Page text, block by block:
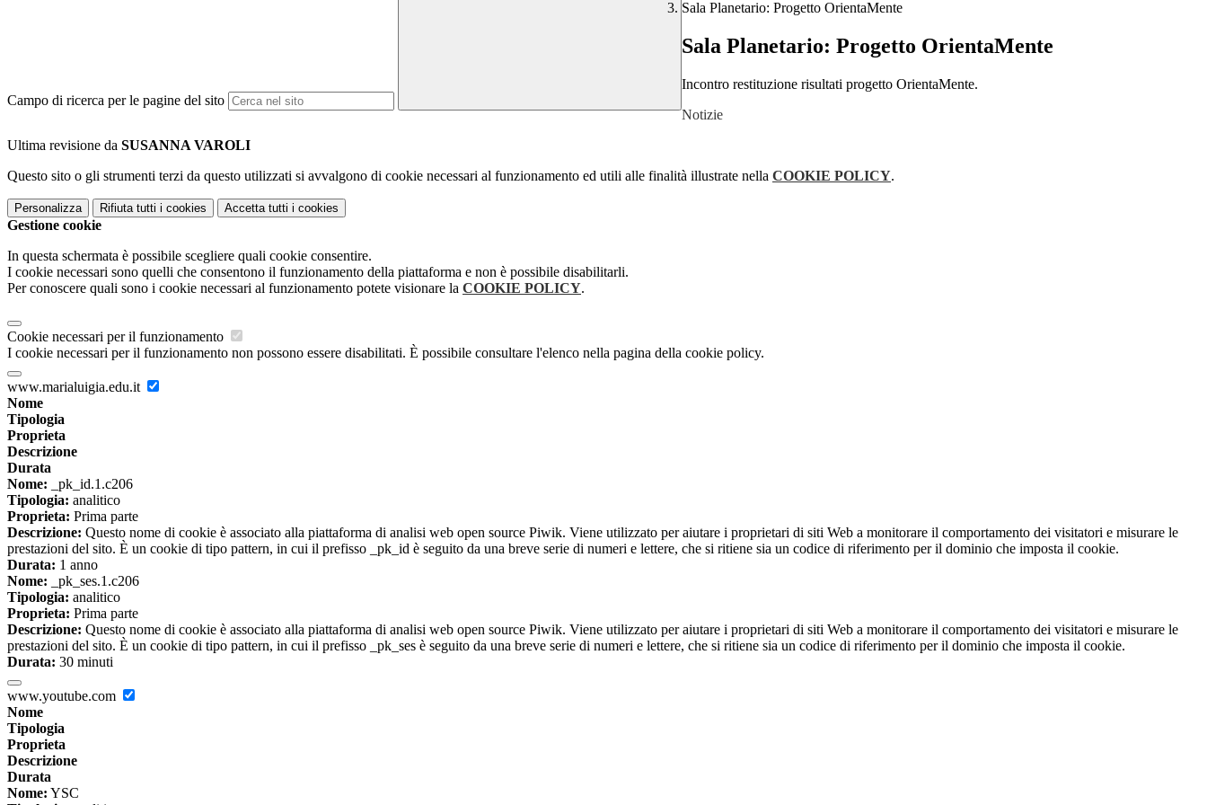
Campo di ricerca per le pagine del sito
Sala Planetario: Progetto OrientaMente
Sala Planetario: Progetto OrientaMente
Incontro restituzione risultati progetto OrientaMente.
Notizie
Ultima revisione da SUSANNA VAROLI
Questo sito o gli strumenti terzi da questo utilizzati si avvalgono di cookie necessari al funzionamento ed utili alle finalità illustrate nella COOKIE POLICY.
Personalizza Rifiuta tutti i cookies Accetta tutti i cookies
Gestione cookie
In questa schermata è possibile scegliere quali cookie consentire.
I cookie necessari sono quelli che consentono il funzionamento della piattaforma e non è possibile disabilitarli.
Per conoscere quali sono i cookie necessari al funzionamento potete visionare la COOKIE POLICY.
Cookie necessari per il funzionamento
I cookie necessari per il funzionamento non possono essere disabilitati. È possibile consultare l'elenco nella pagina della cookie policy.
www.marialuigia.edu.it
Nome
Tipologia
Proprieta
Descrizione
Durata
Nome: _pk_id.1.c206
Tipologia: analitico
Proprieta: Prima parte
Descrizione: Questo nome di cookie è associato alla piattaforma di analisi web open source Piwik. Viene utilizzato per aiutare i proprietari di siti Web a monitorare il comportamento dei visitatori e misurare le
prestazioni del sito. È un cookie di tipo pattern, in cui il prefisso _pk_id è seguito da una breve serie di numeri e lettere, che si ritiene sia un codice di riferimento per il dominio che imposta il cookie.
Durata: 1 anno
Nome: _pk_ses.1.c206
Tipologia: analitico
Proprieta: Prima parte
Descrizione: Questo nome di cookie è associato alla piattaforma di analisi web open source Piwik. Viene utilizzato per aiutare i proprietari di siti Web a monitorare il comportamento dei visitatori e misurare le
prestazioni del sito. È un cookie di tipo pattern, in cui il prefisso _pk_ses è seguito da una breve serie di numeri e lettere, che si ritiene sia un codice di riferimento per il dominio che imposta il cookie.
Durata: 30 minuti
www.youtube.com
Nome
Tipologia
Proprieta
Descrizione
Durata
Nome: YSC